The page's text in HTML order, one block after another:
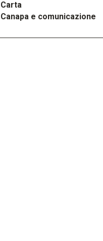
Carta
Canapa e comunicazione